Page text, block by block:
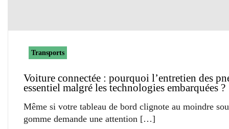
Transports
Voiture connectée : pourquoi l’entretien des
essentiel malgré les technologies embarquées ?
Même si votre tableau de bord clignote au moindre
gomme demande une attention